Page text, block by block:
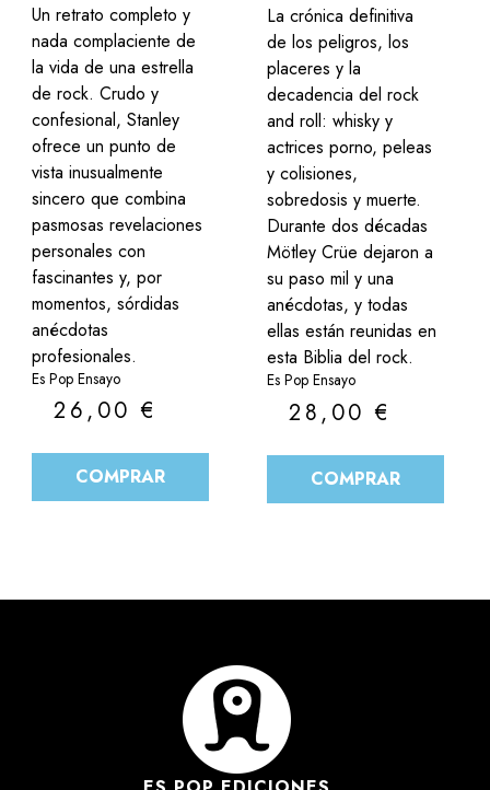
Un retrato completo y
nada complaciente de
la vida de una estrella
de rock. Crudo y
confesional, Stanley
ofrece un punto de
vista inusualmente
sincero que combina
pasmosas revelaciones
personales con
fascinantes y, por
momentos, sórdidas
anécdotas
profesionales.
Es Pop Ensayo
26,00€
COMPRAR
La crónica definitiva
de los peligros, los
placeres y la
decadencia del rock
and roll: whisky y
actrices porno, peleas
y colisiones,
sobredosis y muerte.
Durante dos décadas
Mötley Crüe dejaron a
su paso mil y una
anécdotas, y todas
ellas están reunidas en
esta Biblia del rock.
Es Pop Ensayo
28,00€
COMPRAR